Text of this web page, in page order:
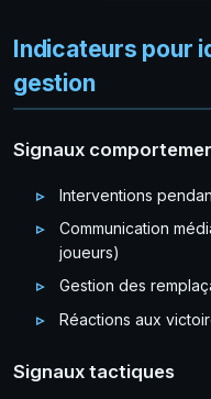
Indicateurs pour
gestion
Signaux
Interventions
Communication
joueurs)
Gestion des
Réactions aux
Signaux tactiques